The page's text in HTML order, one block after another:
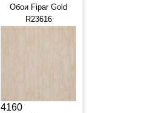
Обои Fipar Gold
R23616
4160